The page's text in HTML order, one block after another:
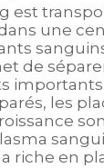
est
une
de
les
riche en